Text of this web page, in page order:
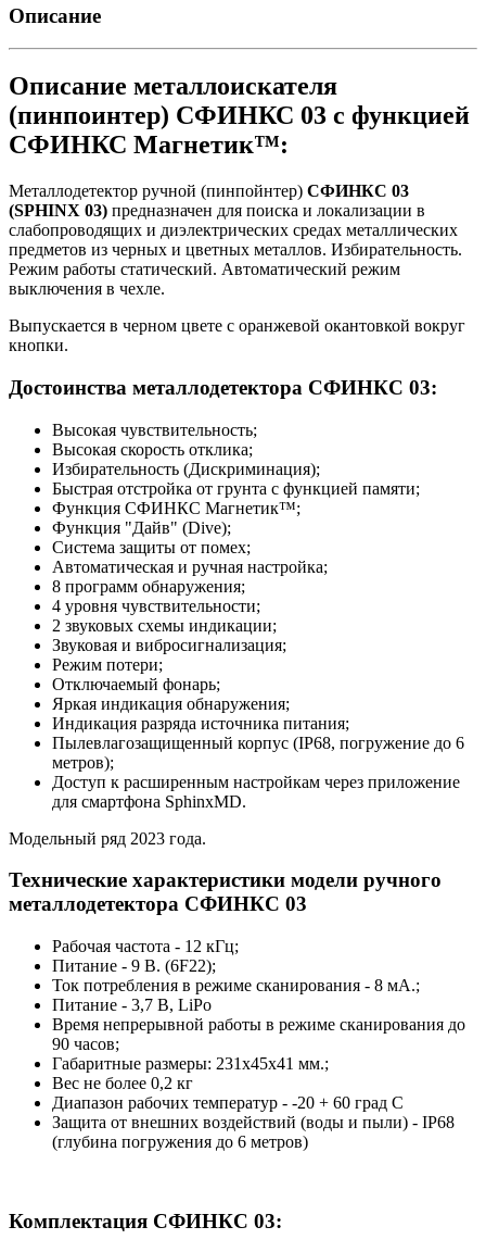
Описание
Описание металлоискателя
(пинпоинтер) СФИНКС 03 с функцией
СФИНКС Магнетик™:
Металлодетектор ручной (пинпойнтер) СФИНКС 03
(SPHINX 03) предназначен для поиска и локализации в
слабопроводящих и диэлектрических средах металлических
предметов из черных и цветных металлов. Избирательность.
Режим работы статический. Автоматический режим
выключения в чехле.
Выпускается в черном цвете с оранжевой окантовкой вокруг
кнопки.
Достоинства металлодетектора СФИНКС 03:
Высокая чувствительность;
Высокая скорость отклика;
Избирательность (Дискриминация);
Быстрая отстройка от грунта с функцией памяти;
Функция СФИНКС Магнетик™;
Функция "Дайв" (Dive);
Система защиты от помех;
Автоматическая и ручная настройка;
8 программ обнаружения;
4 уровня чувствительности;
2 звуковых схемы индикации;
Звуковая и вибросигнализация;
Режим потери;
Отключаемый фонарь;
Яркая индикация обнаружения;
Индикация разряда источника питания;
Пылевлагозащищенный корпус (IP68, погружение до 6
метров);
Доступ к расширенным настройкам через приложение
для смартфона SphinxMD.
Модельный ряд 2023 года.
Технические характеристики модели ручного
металлодетектора СФИНКС 03
Рабочая частота - 12 кГц;
Питание - 9 В. (6F22);
Ток потребления в режиме сканирования - 8 мА.;
Питание - 3,7 В, LiPo
Время непрерывной работы в режиме сканирования до
90 часов;
Габаритные размеры: 231х45х41 мм.;
Вес не более 0,2 кг
Диапазон рабочих температур - -20 + 60 град С
Защита от внешних воздействий (воды и пыли) - IP68
(глубина погружения до 6 метров)
Комплектация СФИНКС 03: